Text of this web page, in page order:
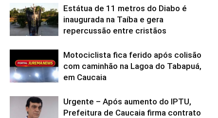
Estátua de 11 metros do Diabo é
inaugurada na Taíba e gera
repercussão entre cristãos
Motociclista fica ferido após colisão
com caminhão na Lagoa do Tabapuá,
em Caucaia
Urgente – Após aumento do IPTU,
Prefeitura de Caucaia firma contrato